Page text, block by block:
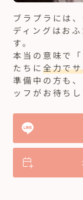
ブラプラには
ディングはおふ
す。
本当の意味で
たちに 全力で
準備中の方も
ッフがお待ちし